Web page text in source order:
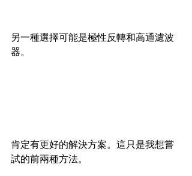
另一種選擇可能是極性反轉和高通濾波
器。
肯定有更好的解決方案。這只是我想嘗
試的前兩種方法。